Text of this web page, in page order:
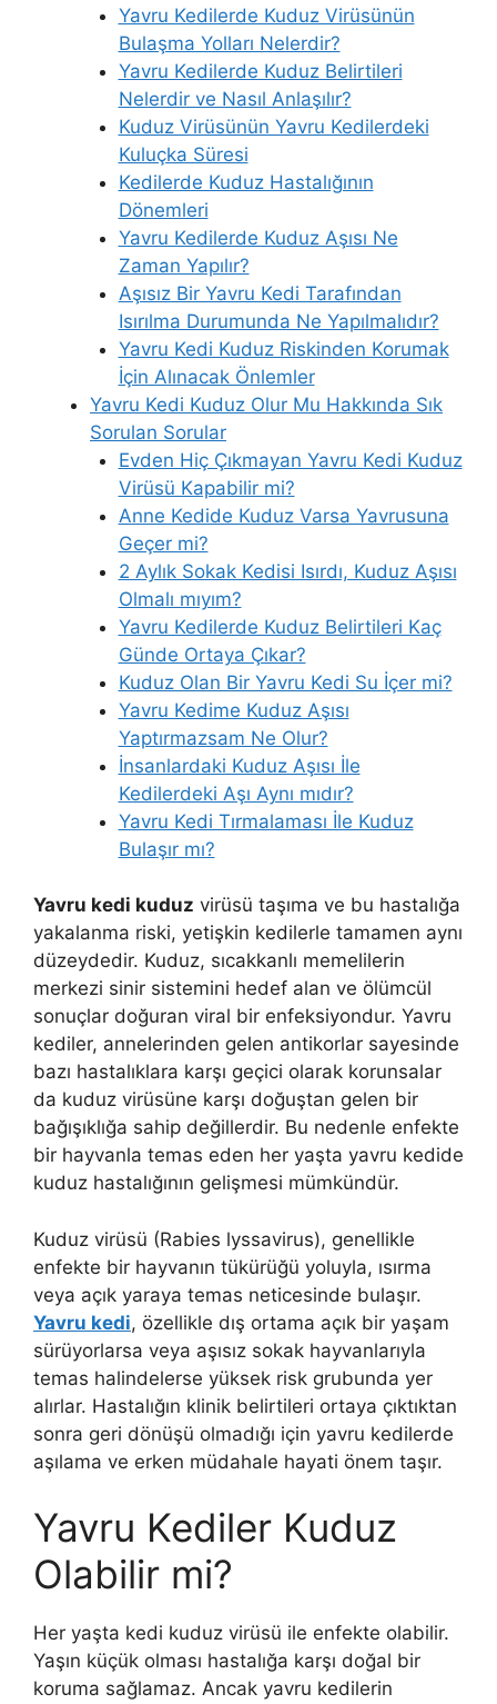
Yavru Kedilerde Kuduz Virüsünün
Bulaşma Yolları Nelerdir?
Yavru Kedilerde Kuduz Belirtileri
Nelerdir ve Nasıl Anlaşılır?
Kuduz Virüsünün Yavru Kedilerdeki
Kuluçka Süresi
Kedilerde Kuduz Hastalığının
Dönemleri
Yavru Kedilerde Kuduz Aşısı Ne
Zaman Yapılır?
Aşısız Bir Yavru Kedi Tarafından
Isırılma Durumunda Ne Yapılmalıdır?
Yavru Kedi Kuduz Riskinden Korumak
İçin Alınacak Önlemler
Yavru Kedi Kuduz Olur Mu Hakkında Sık
Sorulan Sorular
Evden Hiç Çıkmayan Yavru Kedi Kuduz
Virüsü Kapabilir mi?
Anne Kedide Kuduz Varsa Yavrusuna
Geçer mi?
2 Aylık Sokak Kedisi Isırdı, Kuduz Aşısı
Olmalı mıyım?
Yavru Kedilerde Kuduz Belirtileri Kaç
Günde Ortaya Çıkar?
Kuduz Olan Bir Yavru Kedi Su İçer mi?
Yavru Kedime Kuduz Aşısı
Yaptırmazsam Ne Olur?
İnsanlardaki Kuduz Aşısı İle
Kedilerdeki Aşı Aynı mıdır?
Yavru Kedi Tırmalaması İle Kuduz
Bulaşır mı?
Yavru kedi kuduz virüsü taşıma ve bu hastalığa
yakalanma riski, yetişkin kedilerle tamamen aynı
düzeydedir. Kuduz, sıcakkanlı memelilerin
merkezi sinir sistemini hedef alan ve ölümcül
sonuçlar doğuran viral bir enfeksiyondur. Yavru
kediler, annelerinden gelen antikorlar sayesinde
bazı hastalıklara karşı geçici olarak korunsalar
da kuduz virüsüne karşı doğuştan gelen bir
bağışıklığa sahip değillerdir. Bu nedenle enfekte
bir hayvanla temas eden her yaşta yavru kedide
kuduz hastalığının gelişmesi mümkündür.
Kuduz virüsü (Rabies lyssavirus), genellikle
enfekte bir hayvanın tükürüğü yoluyla, ısırma
veya açık yaraya temas neticesinde bulaşır.
Yavru kedi, özellikle dış ortama açık bir yaşam
sürüyorlarsa veya aşısız sokak hayvanlarıyla
temas halindelerse yüksek risk grubunda yer
alırlar. Hastalığın klinik belirtileri ortaya çıktıktan
sonra geri dönüşü olmadığı için yavru kedilerde
aşılama ve erken müdahale hayati önem taşır.
Yavru Kediler Kuduz
Olabilir mi?
Her yaşta kedi kuduz virüsü ile enfekte olabilir.
Yaşın küçük olması hastalığa karşı doğal bir
koruma sağlamaz. Ancak yavru kedilerin